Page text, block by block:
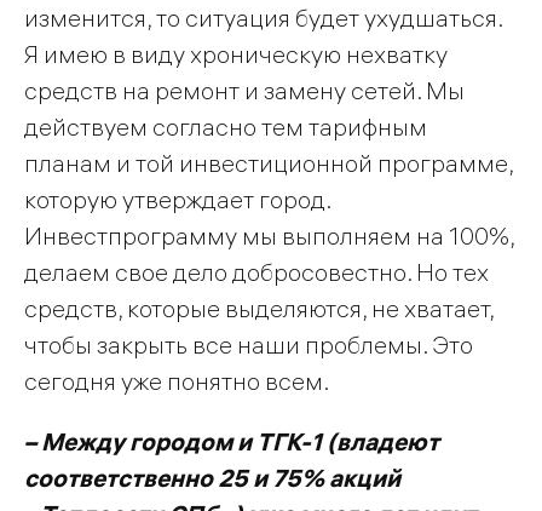
изменится, то ситуация будет ухудшаться.
Я имею в виду хроническую нехватку
средств на ремонт и замену сетей. Мы
действуем согласно тем тарифным
планам и той инвестиционной программе,
которую утверждает город.
Инвестпрограмму мы выполняем на 100%,
делаем свое дело добросовестно. Но тех
средств, которые выделяются, не хватает,
чтобы закрыть все наши проблемы. Это
сегодня уже понятно всем.
– Между городом и ТГК-1 (владеют
соответственно 25 и 75% акций